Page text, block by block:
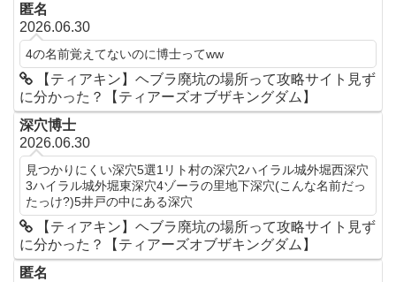
匿名
2026.06.30
4の名前覚えてないのに博士ってww
【ティアキン】ヘブラ廃坑の場所って攻略サイト見ず
に分かった？【ティアーズオブザキングダム】
深穴博士
2026.06.30
見つかりにくい深穴5選1リト村の深穴2ハイラル城外堀西深穴
3ハイラル城外堀東深穴4ゾーラの里地下深穴(こんな名前だっ
たっけ?)5井戸の中にある深穴
【ティアキン】ヘブラ廃坑の場所って攻略サイト見ず
に分かった？【ティアーズオブザキングダム】
匿名